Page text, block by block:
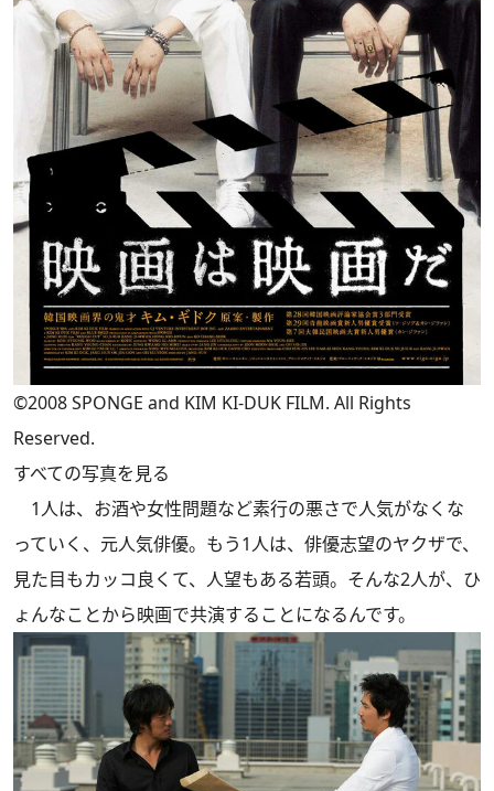
©2008 SPONGE and KIM KI-DUK FILM. All Rights
Reserved.
すべての写真を見る
1人は、お酒や女性問題など素行の悪さで人気がなくな
っていく、元人気俳優。もう1人は、俳優志望のヤクザで、
見た目もカッコ良くて、人望もある若頭。そんな2人が、ひ
ょんなことから映画で共演することになるんです。